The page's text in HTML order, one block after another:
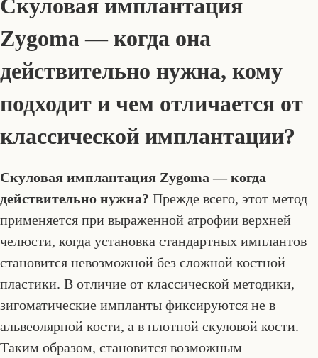
Скуловая имплантация
Zygoma — когда она
действительно нужна, кому
подходит и чем отличается от
классической имплантации?
Скуловая имплантация Zygoma — когда
действительно нужна? Прежде всего, этот метод
применяется при выраженной атрофии верхней
челюсти, когда установка стандартных имплантов
становится невозможной без сложной костной
пластики. В отличие от классической методики,
зигоматические импланты фиксируются не в
альвеолярной кости, а в плотной скуловой кости.
Таким образом, становится возможным